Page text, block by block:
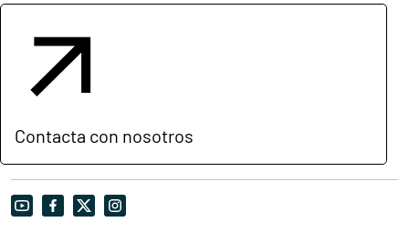
Contacta con nosotros